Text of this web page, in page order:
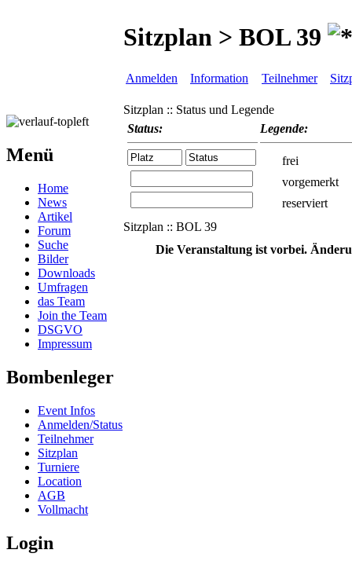
Menü
Home
News
Artikel
Forum
Suche
Bilder
Downloads
Umfragen
das Team
Join the Team
DSGVO
Impressum
Bombenleger
Event Infos
Anmelden/Status
Teilnehmer
Sitzplan
Turniere
Location
AGB
Vollmacht
Login
Sitzplan > BOL 39
Anmelden Information Teilnehmer
Sitzplan :: Status und Legende
Status:
Legende:
frei
vorgemerkt
reserviert
Sitzplan :: BOL 39
Die Veranstaltung ist vorbei.